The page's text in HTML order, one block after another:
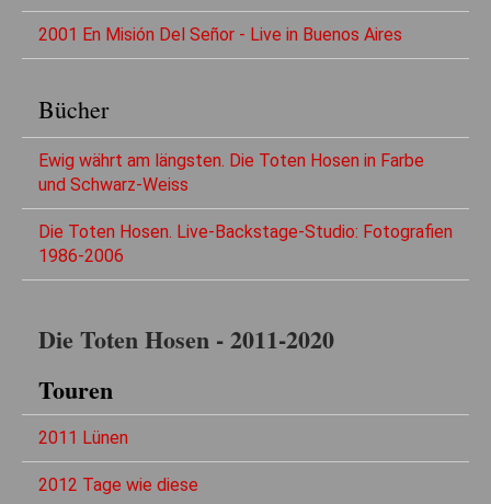
2001 En Misión Del Señor - Live in Buenos Aires
Bücher
Ewig währt am längsten. Die Toten Hosen in Farbe
und Schwarz-Weiss
Die Toten Hosen. Live-Backstage-Studio: Fotografien
1986-2006
Die Toten Hosen - 2011-2020
Touren
2011 Lünen
2012 Tage wie diese